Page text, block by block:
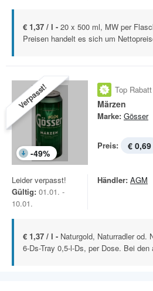
€ 1,37 / l - 20 x 500 ml, MW per
Preisen handelt es sich um
Verpasst!
-49%
Top Rabatt
Märzen
Marke: Gösser
Preis: € 0,69
Leider verpasst!
Gültig: 01.01. -
10.01.
Händler: AGM
€ 1,37 / l - Naturgold, Naturradler od.
6-Ds-Tray 0,5-l-Ds, per Dose. Bei den